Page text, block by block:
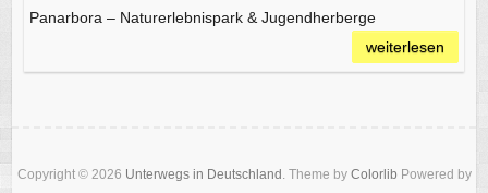
Panarbora – Naturerlebnispark & Jugendherberge
weiterlesen
Copyright © 2026 Unterwegs in Deutschland . Theme by Colorlib Powered by